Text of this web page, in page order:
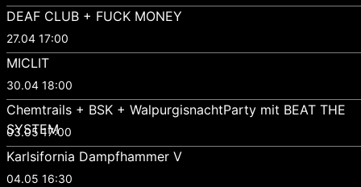
DEAF CLUB + FUCK MONEY
27.04 17:00
MICLIT
30.04 18:00
Chemtrails + BSK + WalpurgisnachtParty mit BEAT THE
SYSTEM
03.05 17:00
Karlsifornia Dampfhammer V
04.05 16:30